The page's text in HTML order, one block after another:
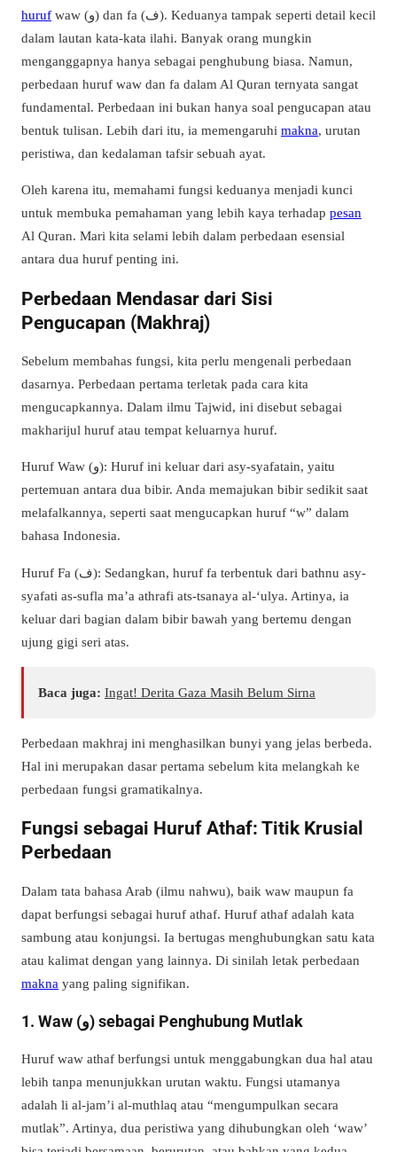
huruf waw (و) dan fa (ف). Keduanya tampak seperti detail kecil
dalam lautan kata-kata ilahi. Banyak orang mungkin
menganggapnya hanya sebagai penghubung biasa. Namun,
perbedaan huruf waw dan fa dalam Al Quran ternyata sangat
fundamental. Perbedaan ini bukan hanya soal pengucapan atau
bentuk tulisan. Lebih dari itu, ia memengaruhi makna, urutan
peristiwa, dan kedalaman tafsir sebuah ayat.
Oleh karena itu, memahami fungsi keduanya menjadi kunci
untuk membuka pemahaman yang lebih kaya terhadap pesan
Al Quran. Mari kita selami lebih dalam perbedaan esensial
antara dua huruf penting ini.
Perbedaan Mendasar dari Sisi
Pengucapan (Makhraj)
Sebelum membahas fungsi, kita perlu mengenali perbedaan
dasarnya. Perbedaan pertama terletak pada cara kita
mengucapkannya. Dalam ilmu Tajwid, ini disebut sebagai
makharijul huruf atau tempat keluarnya huruf.
Huruf Waw (و): Huruf ini keluar dari asy-syafatain, yaitu
pertemuan antara dua bibir. Anda memajukan bibir sedikit saat
melafalkannya, seperti saat mengucapkan huruf “w” dalam
bahasa Indonesia.
Huruf Fa (ف): Sedangkan, huruf fa terbentuk dari bathnu asy-
syafati as-sufla ma’a athrafi ats-tsanaya al-‘ulya. Artinya, ia
keluar dari bagian dalam bibir bawah yang bertemu dengan
ujung gigi seri atas.
Baca juga: Ingat! Derita Gaza Masih Belum Sirna
Perbedaan makhraj ini menghasilkan bunyi yang jelas berbeda.
Hal ini merupakan dasar pertama sebelum kita melangkah ke
perbedaan fungsi gramatikalnya.
Fungsi sebagai Huruf Athaf: Titik Krusial
Perbedaan
Dalam tata bahasa Arab (ilmu nahwu), baik waw maupun fa
dapat berfungsi sebagai huruf athaf. Huruf athaf adalah kata
sambung atau konjungsi. Ia bertugas menghubungkan satu kata
atau kalimat dengan yang lainnya. Di sinilah letak perbedaan
makna yang paling signifikan.
1. Waw (و) sebagai Penghubung Mutlak
Huruf waw athaf berfungsi untuk menggabungkan dua hal atau
lebih tanpa menunjukkan urutan waktu. Fungsi utamanya
adalah li al-jam’i al-muthlaq atau “mengumpulkan secara
mutlak”. Artinya, dua peristiwa yang dihubungkan oleh ‘waw’